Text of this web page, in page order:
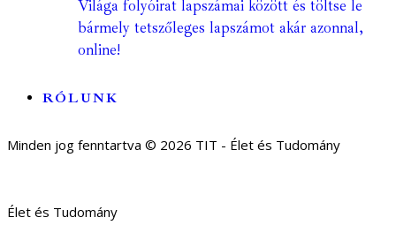
Világa folyóirat lapszámai között és töltse le
bármely tetszőleges lapszámot akár azonnal,
online!
RÓLUNK
Minden jog fenntartva © 2026 TIT - Élet és Tudomány
Élet és Tudomány